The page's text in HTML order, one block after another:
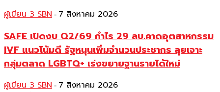
ผู้เขียน 3 SBN - 7 สิงหาคม 2026
SAFE เปิดงบ Q2/69 กำไร 29 ลบ.คาดอุตสาหกรรม
IVF แนวโน้มดี รัฐหนุนเพิ่มจำนวนประชากร ลุยเจาะ
กลุ่มตลาด LGBTQ+ เร่งขยายฐานรายได้ใหม่
ผู้เขียน 3 SBN - 7 สิงหาคม 2026